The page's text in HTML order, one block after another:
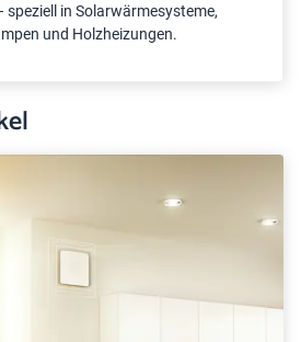
speziell in Solarwärmesysteme,
und Holzheizungen.